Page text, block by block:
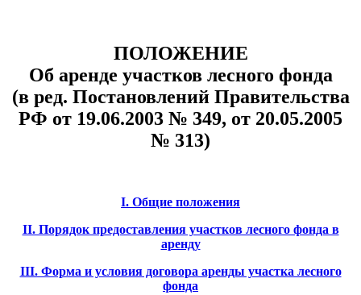
ПОЛОЖЕНИЕ
Об аренде участков лесного фонда
(в ред. Постановлений Правительства
РФ от 19.06.2003 № 349, от 20.05.2005
№ 313)
I. Общие положения
II. Порядок предоставления участков лесного фонда в
аренду
III. Форма и условия договора аренды участка лесного
фонда